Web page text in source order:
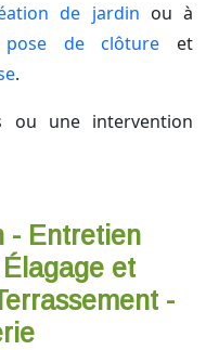
de jardin ou à
pose de clôture et
.
ou une intervention
- Entretien
et
-